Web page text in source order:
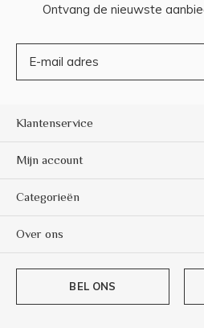
Ontvang de nieuwste
Klantenservice
Mijn account
Categorieën
Over ons
BEL ONS